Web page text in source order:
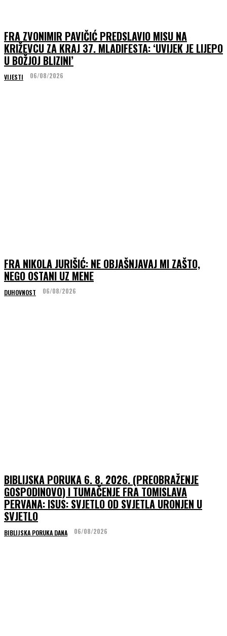
FRA ZVONIMIR PAVIČIĆ PREDSLAVIO MISU NA
KRIŽEVCU ZA KRAJ 37. MLADIFESTA: ‘UVIJEK JE LIJEPO
U BOŽJOJ BLIZINI’
VIJESTI 06/08/2026
FRA NIKOLA JURIŠIĆ: NE OBJAŠNJAVAJ MI ZAŠTO,
NEGO OSTANI UZ MENE
DUHOVNOST 06/08/2026
BIBLIJSKA PORUKA 6. 8. 2026. (PREOBRAŽENJE
GOSPODINOVO) I TUMAČENJE FRA TOMISLAVA
PERVANA: ISUS: SVJETLO OD SVJETLA URONJEN U
SVJETLO
BIBLIJSKA PORUKA DANA 06/08/2026